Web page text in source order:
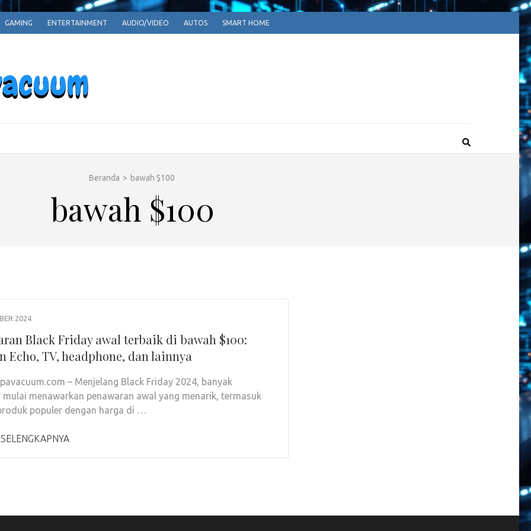
GAMING ENTERTAINMENT AUDIO/VIDEO AUTOS SMART HOME
Beranda > bawah $100
bawah $100
2024
Black Friday awal terbaik di bawah $100:
Echo, TV, headphone, dan lainnya
– Menjelang Black Friday 2024, banyak
mulai menawarkan penawaran awal yang menarik, termasuk
populer dengan harga di …